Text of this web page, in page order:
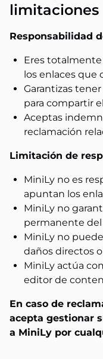
limitaciones
Responsabilidad
Eres
los enlaces que
Garantizas
para compartir
Aceptas
reclamación
Limitación de
MiniLy no es
apuntan los
MiniLy no
permanente del
MiniLy no
daños directos
MiniLy actúa
editor de
En caso de
acepta gestionar
a MiniLy por